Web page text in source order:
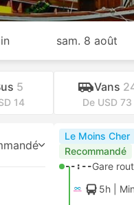
sam. 8 août
5
14
Vans
De USD 73
Le Moins Cher
Recommandé
--:--Gare
5h |